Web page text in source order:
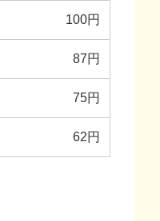
100円
87円
75円
62円